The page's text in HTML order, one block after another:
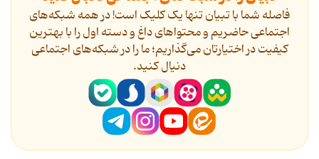
فاصله شما با تبیان تنها یک کلیک است! در همه شبکه‌های
اجتماعی حاضریم و محتواهای داغ و دسته اول را با بهترین
کیفیت در اختیارتان می‌گذاریم؛ ما را در شبکه‌های اجتماعی
دنیال کنید.